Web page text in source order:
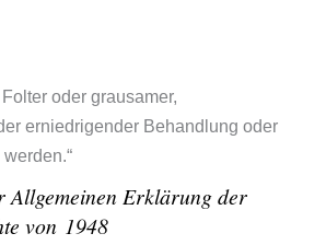
oder grausamer,
erniedrigender Behandlung oder
Allgemeinen Erklärung der
von 1948